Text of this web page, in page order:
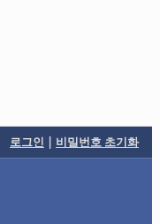
로그인 | 비밀번호 초기화